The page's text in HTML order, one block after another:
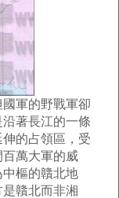
軍的野戰軍卻
著長江的一條
的占領區，受
萬大軍的威
樞的贛北地
贛北而非湘